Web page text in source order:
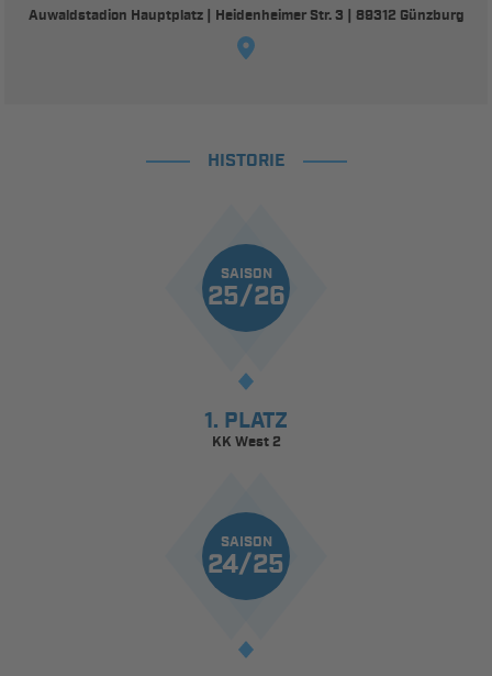
Auwaldstadion Hauptplatz | Heidenheimer Str. 3 | 89312 Günzburg
HISTORIE
SAISON
25/26
1. PLATZ
KK West 2
SAISON
24/25